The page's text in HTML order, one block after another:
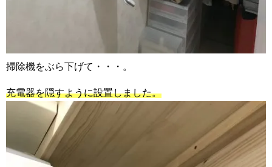
掃除機をぶら下げて・・・。
充電器を隠すように設置しました。